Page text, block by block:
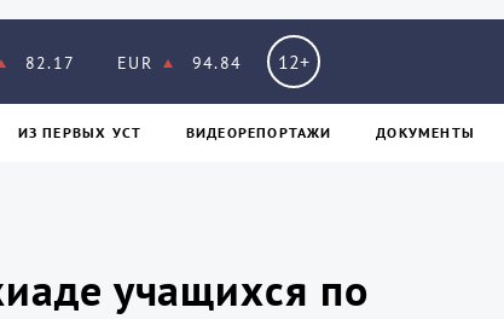
82.17 EUR 94.84 12+
ИЗ ПЕPВЫХ УСТ ВИДЕОРЕПОРТАЖИ ДОКУМЕНТЫ
учащихся по